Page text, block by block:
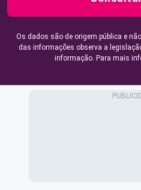
Os dados são de origem pública e
das informações observa a
informação. Para mais